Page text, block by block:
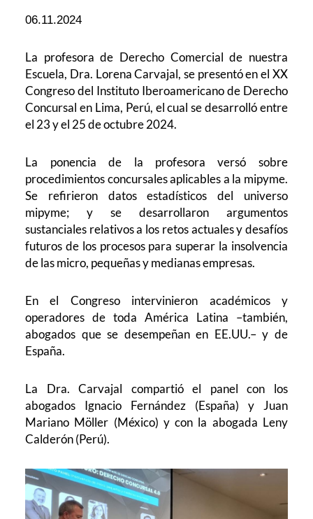
06.11.2024
La profesora de Derecho Comercial de nuestra
Escuela, Dra. Lorena Carvajal, se presentó en el XX
Congreso del Instituto Iberoamericano de Derecho
Concursal en Lima, Perú, el cual se desarrolló entre
el 23 y el 25 de octubre 2024.
La ponencia de la profesora versó sobre
procedimientos concursales aplicables a la mipyme.
Se refirieron datos estadísticos del universo
mipyme; y se desarrollaron argumentos
sustanciales relativos a los retos actuales y desafíos
futuros de los procesos para superar la insolvencia
de las micro, pequeñas y medianas empresas.
En el Congreso intervinieron académicos y
operadores de toda América Latina –también,
abogados que se desempeñan en EE.UU.– y de
España.
La Dra. Carvajal compartió el panel con los
abogados Ignacio Fernández (España) y Juan
Mariano Möller (México) y con la abogada Leny
Calderón (Perú).